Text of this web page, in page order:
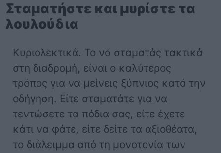
Σταματήστε και μυρίστε τα
λουλούδια
Κυριολεκτικά. Το να σταματάς τακτικά
στη διαδρομή, είναι ο καλύτερος
τρόπος για να μείνεις ξύπνιος κατά την
οδήγηση. Είτε σταματάτε για να
τεντώσετε τα πόδια σας, είτε έχετε
κάτι να φάτε, είτε δείτε τα αξιοθέατα,
το διάλειμμα από τη μονοτονία των